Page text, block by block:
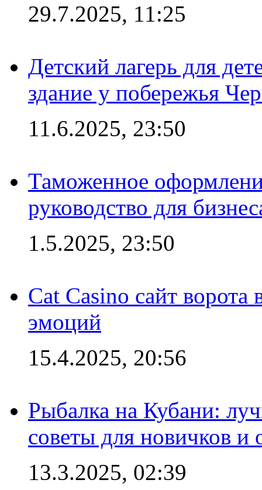
29.7.2025, 11:25
Детский лагерь для
здание у побережья
11.6.2025, 23:50
Таможенное
руководство для
1.5.2025, 23:50
Cat Casino сайт
эмоций
15.4.2025, 20:56
Рыбалка на Кубани:
советы для новичков
13.3.2025, 02:39